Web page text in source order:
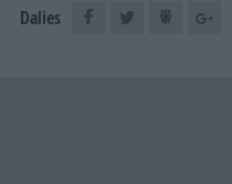
Dalies